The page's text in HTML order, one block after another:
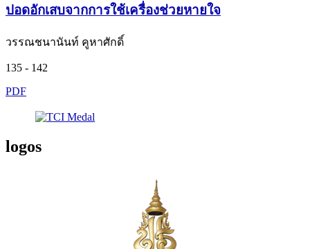
ปอดอักเสบจากการใช้เครื่องช่วยหายใจ
วรรณชนานันท์ คูหาศักดิ์
135 - 142
PDF
logos